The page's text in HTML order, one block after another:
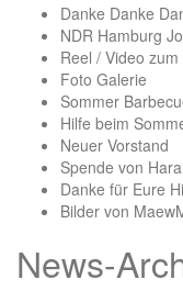
Danke Danke
NDR Hamburg
Reel / Video
Foto Galerie
Sommer
Hilfe beim
Neuer Vorstand
Spende von
Danke für Eure
Bilder von
News-